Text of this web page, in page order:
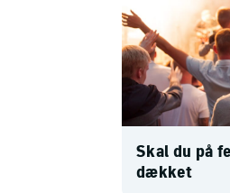
Skal du på
dækket